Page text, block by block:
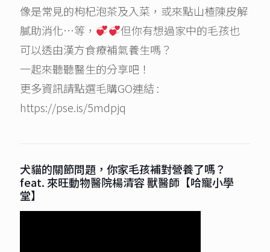
像是常見的枸杞泡茶及入菜，或來點山楂陳皮解
膩助消化…等，
但你有想過家中的毛孩也
可以透由漢方食療補氣養生嗎？
一起來聽聽醫生的分享吧！
更多資訊請點選毛購GO連結 :
https://pse.is/5mdpjq
犬貓的關節問題，你家毛孩補對營養了嗎？
feat. 來旺動物醫院楊清容 獸醫師【哈寵小學
堂】